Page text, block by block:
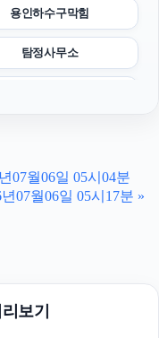
용인하수구막힘
탐정사무소
개인회생대출
07월06일 05시04분
07월06일 05시17분 »
보기